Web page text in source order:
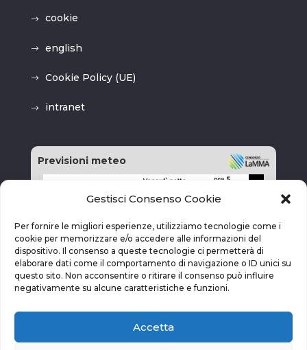
Gestisci Consenso Cookie
Per fornire le migliori esperienze, utilizziamo tecnologie come i
cookie per memorizzare e/o accedere alle informazioni del
dispositivo. Il consenso a queste tecnologie ci permetterà di
elaborare dati come il comportamento di navigazione o ID unici su
questo sito. Non acconsentire o ritirare il consenso può influire
negativamente su alcune caratteristiche e funzioni.
Accetta
cookie
english
Cookie Policy (UE)
intranet
Previsioni meteo